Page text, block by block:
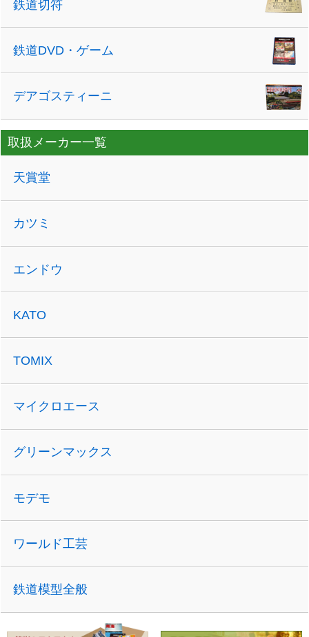
鉄道切符
鉄道DVD・ゲーム
デアゴスティーニ
取扱メーカー一覧
天賞堂
カツミ
エンドウ
KATO
TOMIX
マイクロエース
グリーンマックス
モデモ
ワールド工芸
鉄道模型全般